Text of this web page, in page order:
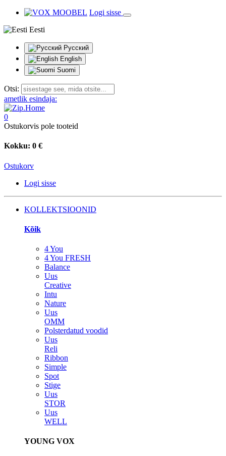
Logi sisse
Eesti
Русский
English
Suomi
Otsi:
ametlik esindaja:
0
Ostukorvis pole tooteid
Kokku: 0 €
Ostukorv
Logi sisse
KOLLEKTSIOONID
Kõik
4 You
4 You FRESH
Balance
Uus
Creative
Intu
Nature
Uus
OMM
Polsterdatud voodid
Uus
Reli
Ribbon
Simple
Spot
Stige
Uus
STOR
Uus
WELL
YOUNG VOX